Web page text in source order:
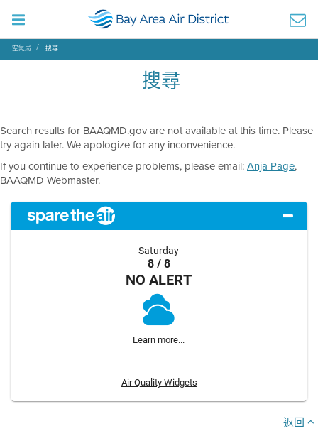
空氣局 搜尋
搜尋
Search results for BAAQMD.gov are not available at this time. Please
try again later. We apologize for any inconvenience.
If you continue to experience problems, please email:Anja Page,
BAAQMD Webmaster.
Saturday
8 / 8
NO ALERT
Learn more...
Air Quality Widgets
返回